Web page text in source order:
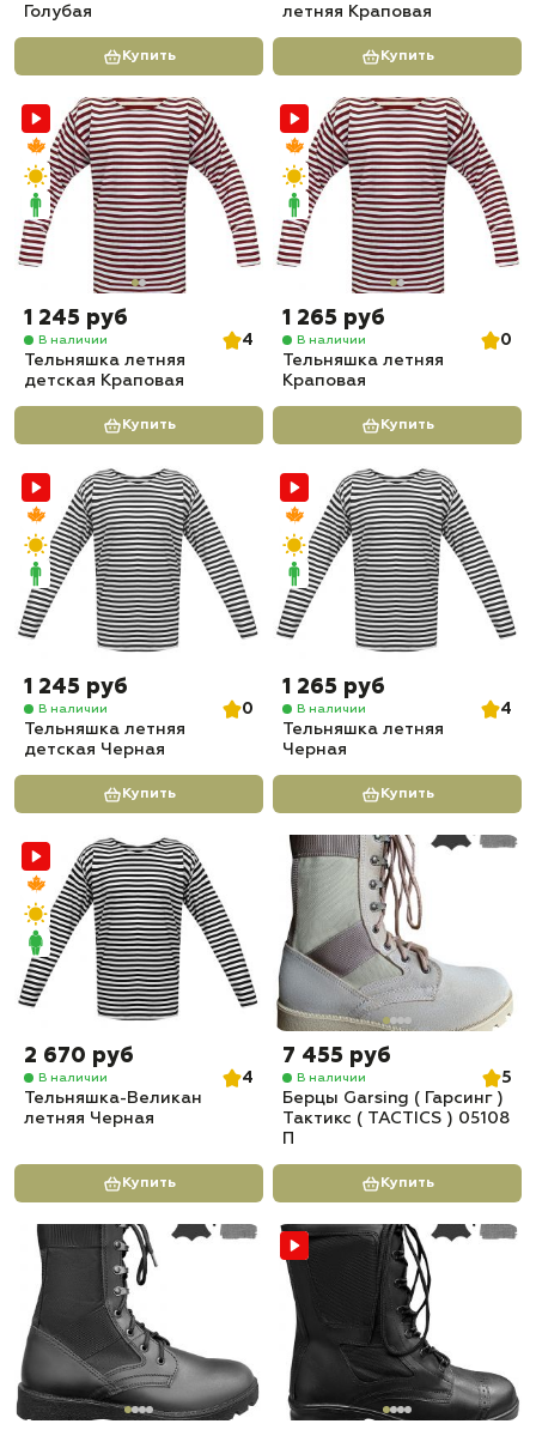
Голубая
Купить
летняя Краповая
Купить
1 245 руб
В наличии
4
Тельняшка летняя
детская Краповая
Купить
1 265 руб
В наличии
0
Тельняшка летняя
Краповая
Купить
1 245 руб
В наличии
0
Тельняшка летняя
детская Черная
Купить
1 265 руб
В наличии
4
Тельняшка летняя
Черная
Купить
2 670 руб
В наличии
4
Тельняшка-Великан
летняя Черная
Купить
7 455 руб
В наличии
5
Берцы Garsing ( Гарсинг )
Тактикс ( TACTICS ) 05108
П
Купить